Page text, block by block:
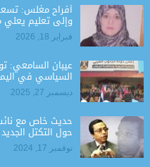
أفراح مغلس:
وإلى تعليم
فبراير 18, 2026
عيبان السامعي:
السياسي في
ديسمبر 27, 2025
حديث خاص مع نائب
حول التكتل
نوفمبر 17, 2024